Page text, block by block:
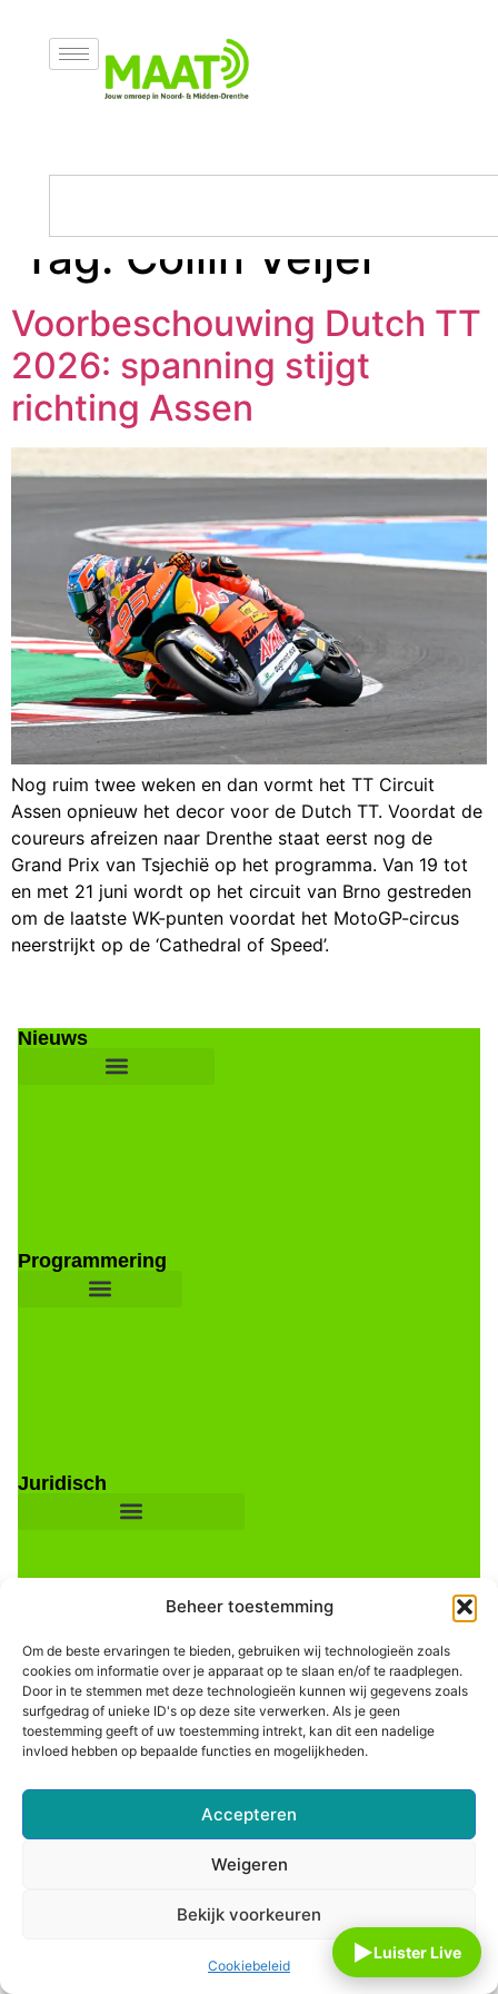
Beheer toestemming
Om de beste ervaringen te bieden, gebruiken wij technologieën zoals
cookies om informatie over je apparaat op te slaan en/of te raadplegen.
Door in te stemmen met deze technologieën kunnen wij gegevens zoals
surfgedrag of unieke ID's op deze site verwerken. Als je geen
toestemming geeft of uw toestemming intrekt, kan dit een nadelige
invloed hebben op bepaalde functies en mogelijkheden.
Accepteren
Weigeren
Bekijk voorkeuren
Cookiebeleid
Tag: Collin Veijer
Voorbeschouwing Dutch TT
2026: spanning stijgt
richting Assen
Nog ruim twee weken en dan vormt het TT Circuit
Assen opnieuw het decor voor de Dutch TT. Voordat de
coureurs afreizen naar Drenthe staat eerst nog de
Grand Prix van Tsjechië op het programma. Van 19 tot
en met 21 juni wordt op het circuit van Brno gestreden
om de laatste WK-punten voordat het MotoGP-circus
neerstrijkt op de ‘Cathedral of Speed’.
Nieuws
Programmering
Juridisch
Informatie
▶Luister Live